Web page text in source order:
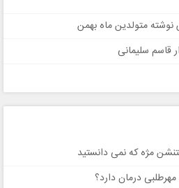
متولدین ماه بهمن
قاسم سلیمانی
مژه که نمی دانستید
درمان دارد؟